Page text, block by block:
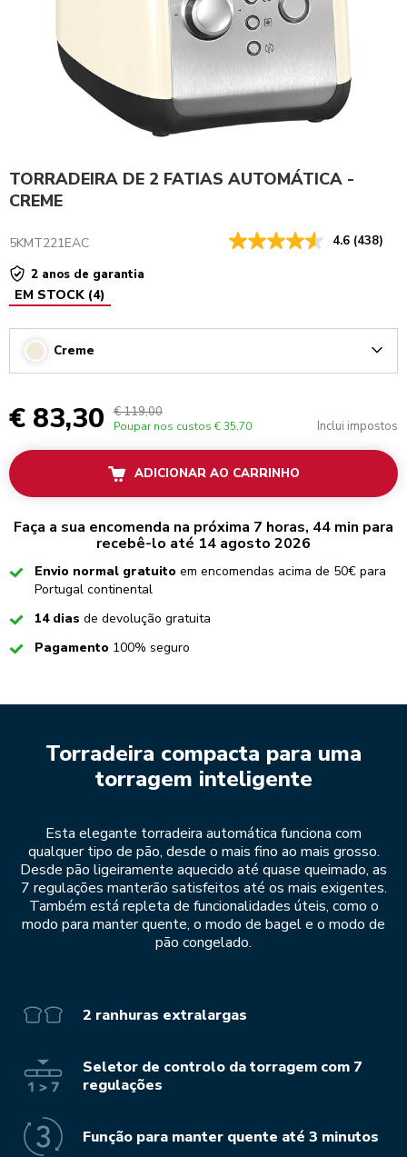
TORRADEIRA DE 2 FATIAS AUTOMÁTICA -
CREME
5KMT221EAC 4.6 (438)
2 anos de garantia
EM STOCK (4)
Creme
€ 83,30 € 119,00
Poupar nos custos € 35,70 Inclui impostos
ADICIONAR AO CARRINHO
Faça a sua encomenda na próxima 7 horas, 44 min para
recebê-lo até 14 agosto 2026
CheckedEnvio normal gratuito em encomendas acima de 50€ para
Portugal continental
Checked
14 dias de devolução gratuita
CheckedPagamento 100% seguro
Torradeira compacta para uma
torragem inteligente
Esta elegante torradeira automática funciona com
qualquer tipo de pão, desde o mais fino ao mais grosso.
Desde pão ligeiramente aquecido até quase queimado, as
7 regulações manterão satisfeitos até os mais exigentes.
Também está repleta de funcionalidades úteis, como o
modo para manter quente, o modo de bagel e o modo de
pão congelado.
2 ranhuras extralargas
Seletor de controlo da torragem com 7
regulações
Função para manter quente até 3 minutos